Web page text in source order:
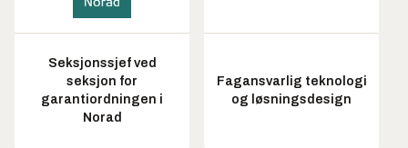
Seksjonssjef ved
seksjon for
garantiordningen i
Norad
Fagansvarlig teknologi
og løsningsdesign